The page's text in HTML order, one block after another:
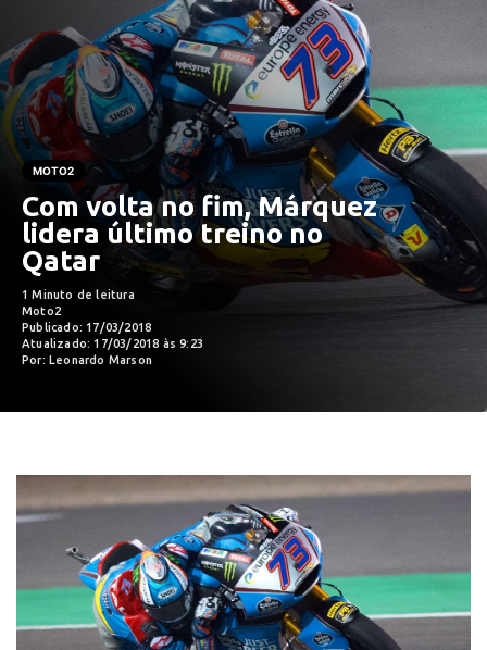
MOTO2
Com volta no fim, Márquez
lidera último treino no
Qatar
1 Minuto de leitura
Moto2
Publicado: 17/03/2018
Atualizado: 17/03/2018 às 9:23
Por: Leonardo Marson